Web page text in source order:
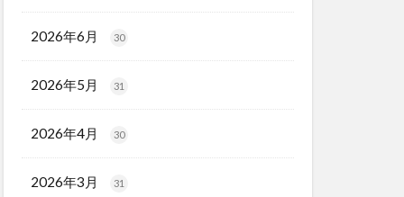
2026年6月 30
2026年5月 31
2026年4月 30
2026年3月 31